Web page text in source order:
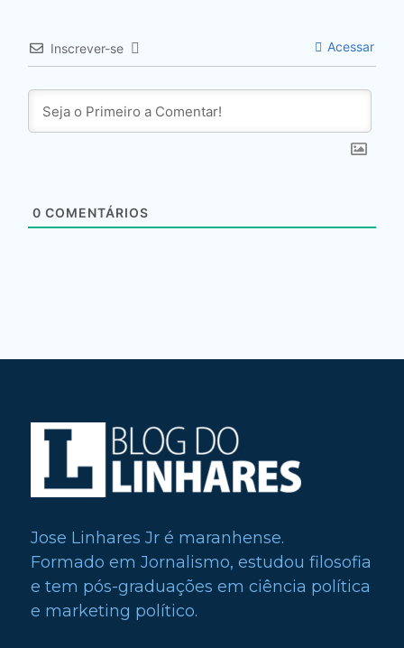
Inscrever-se Acessar
0 COMENTÁRIOS
Jose Linhares Jr é maranhense.
Formado em Jornalismo, estudou filosofia
e tem pós-graduações em ciência política
e marketing político.